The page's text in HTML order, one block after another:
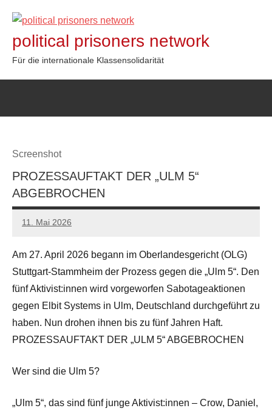
Inhalt
springen
political prisoners network
Für die internationale Klassensolidarität
Screenshot
PROZESSAUFTAKT DER „ULM 5“
ABGEBROCHEN
11. Mai 2026
network
Am 27. April 2026 begann im Oberlandesgericht (OLG)
Stuttgart-Stammheim der Prozess gegen die „Ulm 5“. Den
fünf Aktivist:innen wird vorgeworfen Sabotageaktionen
gegen Elbit Systems in Ulm, Deutschland durchgeführt zu
haben. Nun drohen ihnen bis zu fünf Jahren Haft.
PROZESSAUFTAKT DER „ULM 5“ ABGEBROCHEN
Wer sind die Ulm 5?
„Ulm 5“, das sind fünf junge Aktivist:innen – Crow, Daniel,